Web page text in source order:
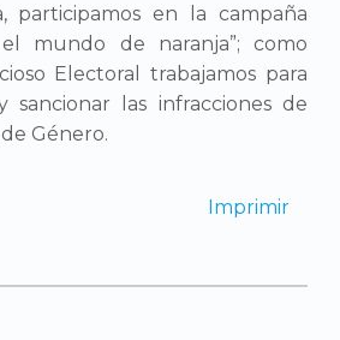
participamos en la campaña
mundo de naranja”; como
Electoral trabajamos para
sancionar las infracciones de
Género.
Imprimir